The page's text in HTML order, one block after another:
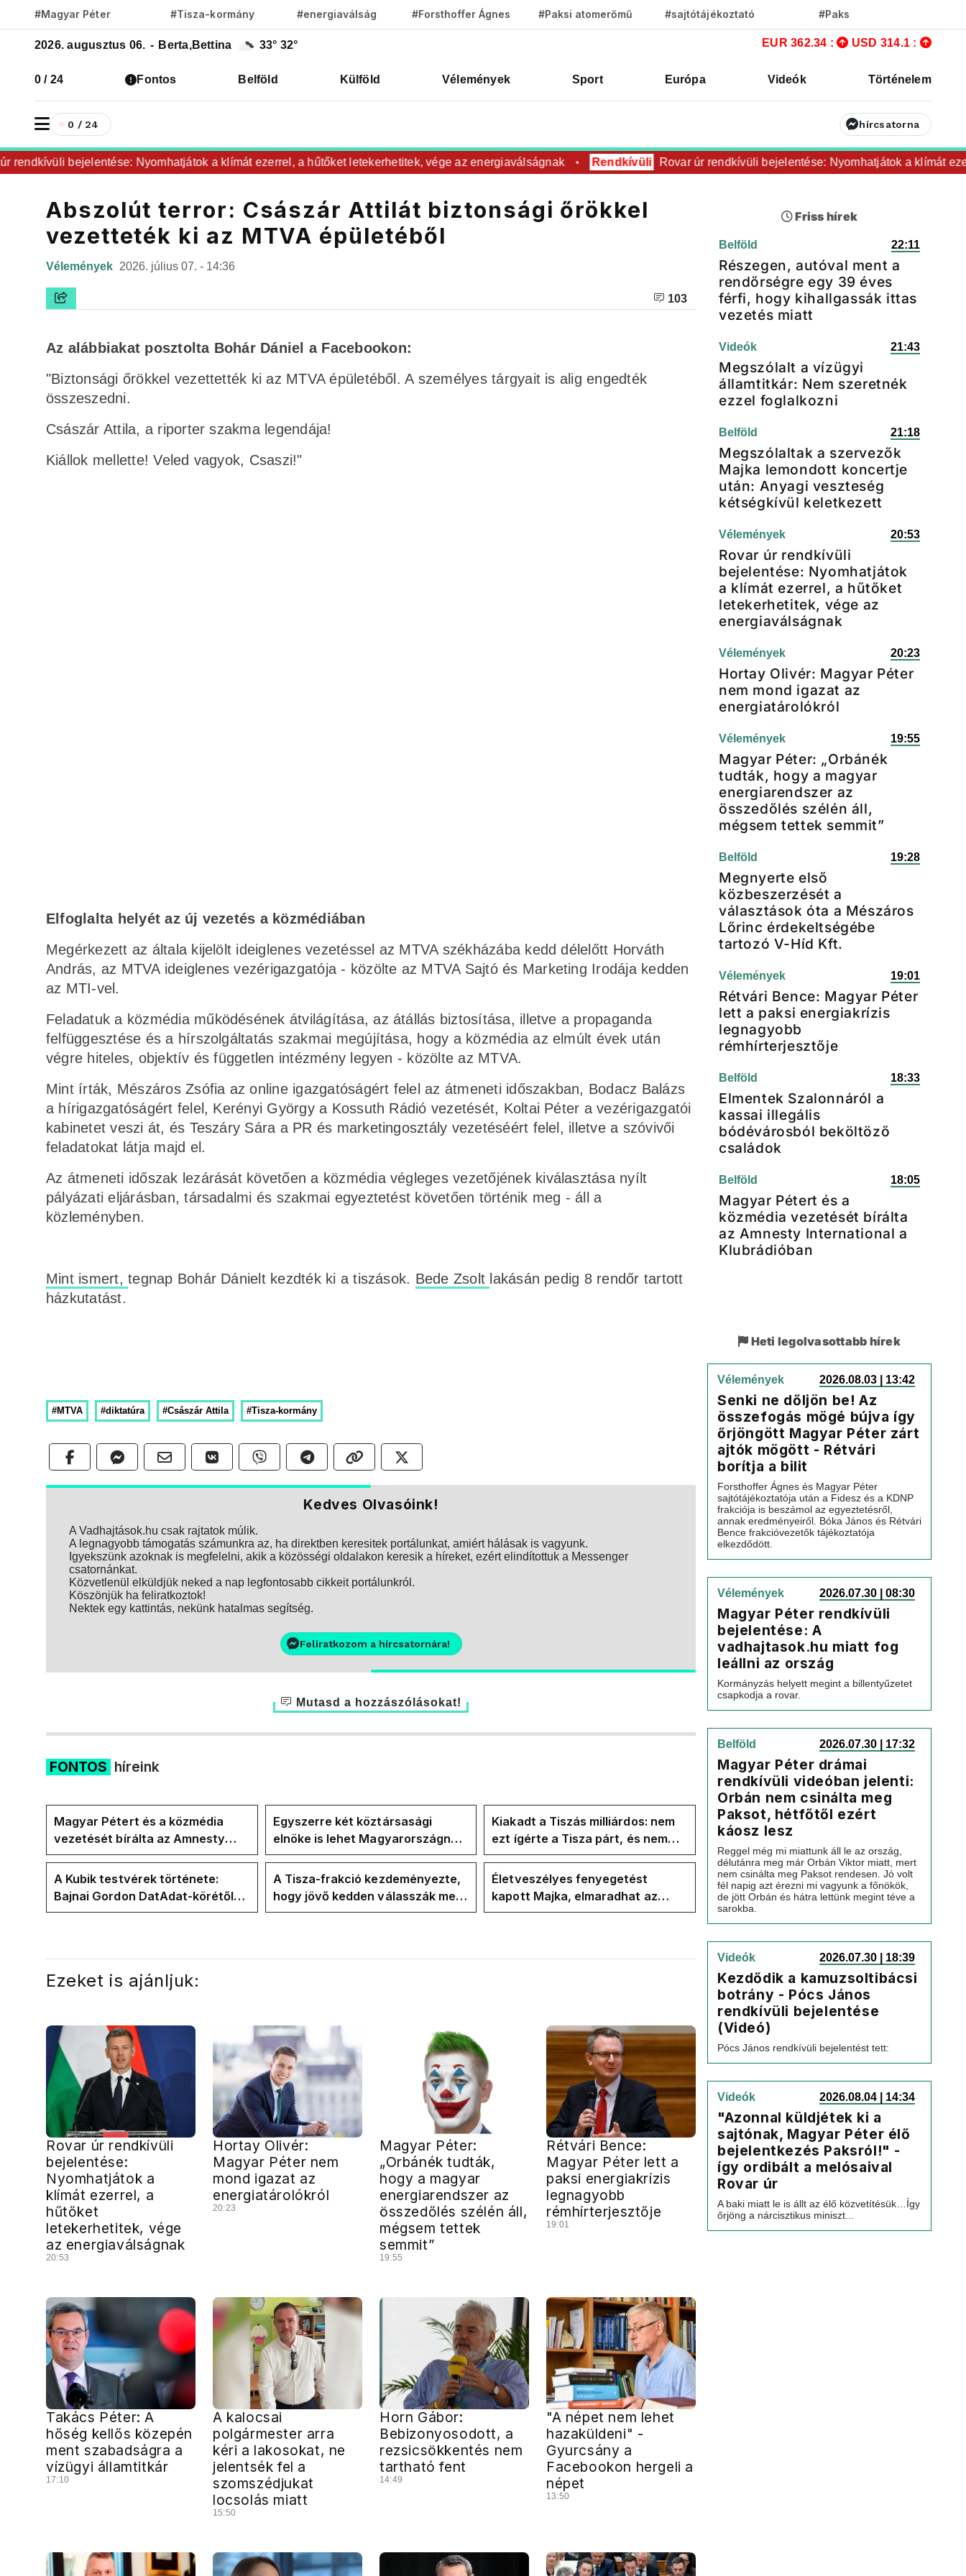
#Magyar Péter #Tisza-kormány #energiaválság #Forsthoffer Ágnes #Paksi atomerőmű #sajtótájékoztató #Paks
2026. augusztus 06. - Berta,Bettina 33° 32° EUR 362.34 : USD 314.1 :
0 / 24 Fontos Belföld Külföld Vélemények Sport Európa Videók Történelem
0 / 24 hírcsatorna
bejelentése: Nyomhatjátok a klímát ezerrel, a hűtőket letekerhetitek, vége az energiaválságnak Rendkívüli Rovar úr rendkívüli bejelentése: Nyomhatjátok a klímát
Abszolút terror: Császár Attilát biztonsági őrökkel
vezetteték ki az MTVA épületéből
Vélemények 2026. július 07. - 14:36
103
Az alábbiakat posztolta Bohár Dániel a Facebookon:
"Biztonsági őrökkel vezettették ki az MTVA épületéből. A személyes tárgyait is alig engedték
összeszedni.
Császár Attila, a riporter szakma legendája!
Kiállok mellette! Veled vagyok, Csaszi!"
Elfoglalta helyét az új vezetés a közmédiában
Megérkezett az általa kijelölt ideiglenes vezetéssel az MTVA székházába kedd délelőtt Horváth
András, az MTVA ideiglenes vezérigazgatója - közölte az MTVA Sajtó és Marketing Irodája kedden
az MTI-vel.
Feladatuk a közmédia működésének átvilágítása, az átállás biztosítása, illetve a propaganda
felfüggesztése és a hírszolgáltatás szakmai megújítása, hogy a közmédia az elmúlt évek után
végre hiteles, objektív és független intézmény legyen - közölte az MTVA.
Mint írták, Mészáros Zsófia az online igazgatóságért felel az átmeneti időszakban, Bodacz Balázs
a hírigazgatóságért felel, Kerényi György a Kossuth Rádió vezetését, Koltai Péter a vezérigazgatói
kabinetet veszi át, és Teszáry Sára a PR és marketingosztály vezetéséért felel, illetve a szóvivői
feladatokat látja majd el.
Az átmeneti időszak lezárását követően a közmédia végleges vezetőjének kiválasztása nyílt
pályázati eljárásban, társadalmi és szakmai egyeztetést követően történik meg - áll a
közleményben.
Mint ismert,tegnap Bohár Dánielt kezdték ki a tiszások. Bede Zsolt lakásán pedig 8 rendőr tartott
házkutatást.
#MTVA #diktatúra #Császár Attila #Tisza-kormány
Kedves Olvasóink!
A Vadhajtások.hu csak rajtatok múlik.
A legnagyobb támogatás számunkra az, ha direktben keresitek portálunkat, amiért hálásak is vagyunk.
Igyekszünk azoknak is megfelelni, akik a közösségi oldalakon keresik a híreket, ezért elindítottuk a Messenger
csatornánkat.
Közvetlenül elküldjük neked a nap legfontosabb cikkeit portálunkról.
Köszönjük ha feliratkoztok!
Nektek egy kattintás, nekünk hatalmas segítség.
Feliratkozom a hírcsatornára!
Mutasd a hozzászólásokat!
FONTOS híreink
Magyar Pétert és a közmédia
vezetését bírálta az Amnesty
International a Klubrádióban
Egyszerre két köztársasági
elnöke is lehet Magyarországnak
jövő hétre
Kiakadt a Tiszás milliárdos: nem
ezt ígérte a Tisza párt, és nem
ezt ígérte Magyar Péter a
kampányban
A Kubik testvérek története:
Bajnai Gordon DatAdat-körétől
az ECDA-n át Magyar Péter
A Tisza-frakció kezdeményezte,
hogy jövő kedden válasszák meg
az új köztársasági elnököt
Életveszélyes fenyegetést
kapott Majka, elmaradhat az
erdélyi koncertje
Ezeket is ajánljuk:
Rovar úr rendkívüli
bejelentése:
Nyomhatjátok a
klímát ezerrel, a
hűtőket
letekerhetitek, vége
az energiaválságnak
20:53
Hortay Olivér:
Magyar Péter nem
mond igazat az
energiatárolókról
20:23
Magyar Péter:
„Orbánék tudták,
hogy a magyar
energiarendszer az
összedőlés szélén áll,
mégsem tettek
semmit”
19:55
Rétvári Bence:
Magyar Péter lett a
paksi energiakrízis
legnagyobb
rémhírterjesztője
19:01
Takács Péter: A
hőség kellős közepén
ment szabadságra a
vízügyi államtitkár
17:10
A kalocsai
polgármester arra
kéri a lakosokat, ne
jelentsék fel a
szomszédjukat
locsolás miatt
15:50
Horn Gábor:
Bebizonyosodott, a
rezsicsökkentés nem
tartható fent
14:49
"A népet nem lehet
hazaküldeni" -
Gyurcsány a
Facebookon hergeli a
népet
13:50
Friss hírek
Belföld 22:11
Részegen, autóval ment a
rendőrségre egy 39 éves
férfi, hogy kihallgassák ittas
vezetés miatt
Videók 21:43
Megszólalt a vízügyi
államtitkár: Nem szeretnék
ezzel foglalkozni
Belföld 21:18
Megszólaltak a szervezők
Majka lemondott koncertje
után: Anyagi veszteség
kétségkívül keletkezett
Vélemények 20:53
Rovar úr rendkívüli
bejelentése: Nyomhatjátok
a klímát ezerrel, a hűtőket
letekerhetitek, vége az
energiaválságnak
Vélemények 20:23
Hortay Olivér: Magyar Péter
nem mond igazat az
energiatárolókról
Vélemények 19:55
Magyar Péter: „Orbánék
tudták, hogy a magyar
energiarendszer az
összedőlés szélén áll,
mégsem tettek semmit”
Belföld 19:28
Megnyerte első
közbeszerzését a
választások óta a Mészáros
Lőrinc érdekeltségébe
tartozó V-Híd Kft.
Vélemények 19:01
Rétvári Bence: Magyar Péter
lett a paksi energiakrízis
legnagyobb
rémhírterjesztője
Belföld 18:33
Elmentek Szalonnáról a
kassai illegális
bódévárosból beköltöző
családok
Belföld 18:05
Magyar Pétert és a
közmédia vezetését bírálta
az Amnesty International a
Klubrádióban
Heti legolvasottabb hírek
Vélemények 2026.08.03 | 13:42
Senki ne dőljön be! Az
összefogás mögé bújva így
őrjöngött Magyar Péter zárt
ajtók mögött - Rétvári
borítja a bilit
Forsthoffer Ágnes és Magyar Péter
sajtótájékoztatója után a Fidesz és a KDNP
frakciója is beszámol az egyeztetésről,
annak eredményeiről. Bóka János és Rétvári
Bence frakcióvezetők tájékoztatója
elkezdődött.
Vélemények 2026.07.30 | 08:30
Magyar Péter rendkívüli
bejelentése: A
vadhajtasok.hu miatt fog
leállni az ország
Kormányzás helyett megint a billentyűzetet
csapkodja a rovar.
Belföld 2026.07.30 | 17:32
Magyar Péter drámai
rendkívüli videóban jelenti:
Orbán nem csinálta meg
Paksot, hétfőtől ezért
káosz lesz
Reggel még mi miattunk áll le az ország,
délutánra meg már Orbán Viktor miatt, mert
nem csinálta meg Paksot rendesen. Jó volt
fél napig azt érezni mi vagyunk a főnökök,
de jött Orbán és hátra lettünk megint téve a
sarokba.
Videók 2026.07.30 | 18:39
Kezdődik a kamuzsoltibácsi
botrány - Pócs János
rendkívüli bejelentése
(Videó)
Pócs János rendkívüli bejelentést tett:
Videók 2026.08.04 | 14:34
"Azonnal küldjétek ki a
sajtónak, Magyar Péter élő
bejelentkezés Paksról!" -
így ordibált a melósaival
Rovar úr
A baki miatt le is állt az élő közvetítésük…Így
őrjöng a nárcisztikus miniszt...